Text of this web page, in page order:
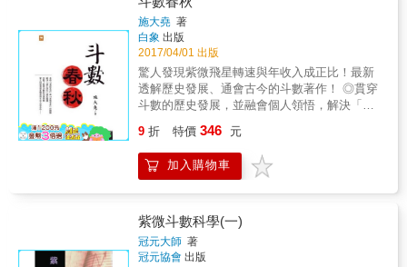
容易見風轉舵的星曜，這也諭示著我們，政府
會選擇性的回應人民或那些關心國是者所獻的
策略，天機所代表資訊，正也說明了網軍的崛
起其來有自，成了獻策的一股力量，天機化忌
顯示網軍隔空叫陣、口水戰的亂象益發不可收
拾，在今年很可能是成也網軍，敗也網軍。更
令人不樂見的是由於政策僵化，無謂的干擾太
出走或是限縮投資。至於個人的節操方面，善
廕星化忌說明了一件事，那就是人心思變，滿
腦子損人未必利己，一肚子壞水的人會變得多
紫微斗數具有長遠的的歷史，簡單地說，紫微
斗數即是一種「以紫微星為數算占卜的方
式」。數千年來，人們透過紫微斗數來論斷吉
是謙虛的緣遇與無比神奇的一種收獲，非物質
可換取的。 中篇名曰「六爻卦基本概念」，下
篇名曰「華山欽天紫微斗數」，以上二篇是作
者集一生學習和教導後學者的心血結晶，一方
面供學生方便記錄和討論用，更是公諸社會，
就教前輩請益交流用，絕不藏私，言簡意賅，
以享天下有緣人共護此道，共建安和樂利的社
會。 對於有興進入研究堂奧者，建議反過來，
邁入周易大道。唯六爻卦的基本概念有別於周
易64卦的解讀，此又證明易卦的應用，其神奇
變化之道理，若非古聖先賢集衆人之智慧實難
以登入堂奧，更奢談發揚光大。文末特意表
述，若能由本書得道者，盼能精益求精，勿忘
元者善之長，亨者嘉之會，利者義之和，貞者
事之幹，其道理之體用皆在仁禮義智四訓上，
施大堯 著
白象 出版
2017/04/01 出版
驚人發現紫微飛星轉速與年收入成正比！最新
透解歷史發展、通會古今的斗數著作！ ◎貫穿
斗數的歷史發展，並融會個人領悟，解決「庚
筆或掌上排盤，參悟「易經筮法」與「紫微安
星」的關聯，十秒算出主星。 ◎以「飛星式
子」貫通「飛星四化」，並重視「虛實準則」
「健康」、「工作」等項目，分配給有關的
「概念宮位」，以「多宮」處理單一議題，求
出最好的解盤。 本書作者十歲時便能以木枝於
9 折 特價 346 元
加入購物車
紫微斗數科學(一)
冠元大師 著
冠元協會 出版